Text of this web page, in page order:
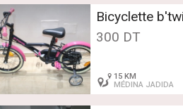
Bicyclette
300 DT
15 KM
MÉDINA JADIDA